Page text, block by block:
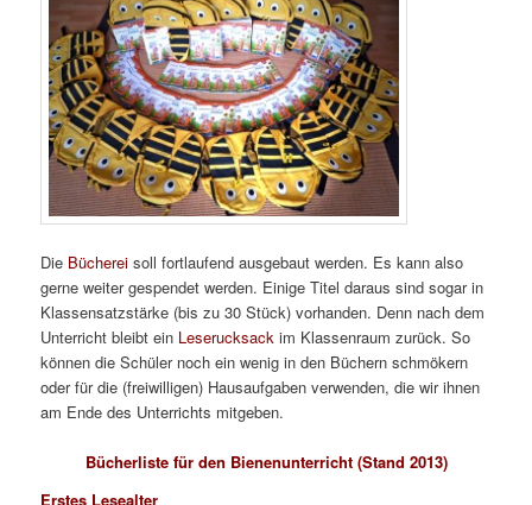
Die Bücherei soll fortlaufend ausgebaut werden. Es kann also
gerne weiter gespendet werden. Einige Titel daraus sind sogar in
Klassensatzstärke (bis zu 30 Stück) vorhanden. Denn nach dem
Unterricht bleibt ein Leserucksack im Klassenraum zurück. So
können die Schüler noch ein wenig in den Büchern schmökern
oder für die (freiwilligen) Hausaufgaben verwenden, die wir ihnen
am Ende des Unterrichts mitgeben.
Bücherliste für den Bienenunterricht (Stand 2013)
Erstes Lesealter